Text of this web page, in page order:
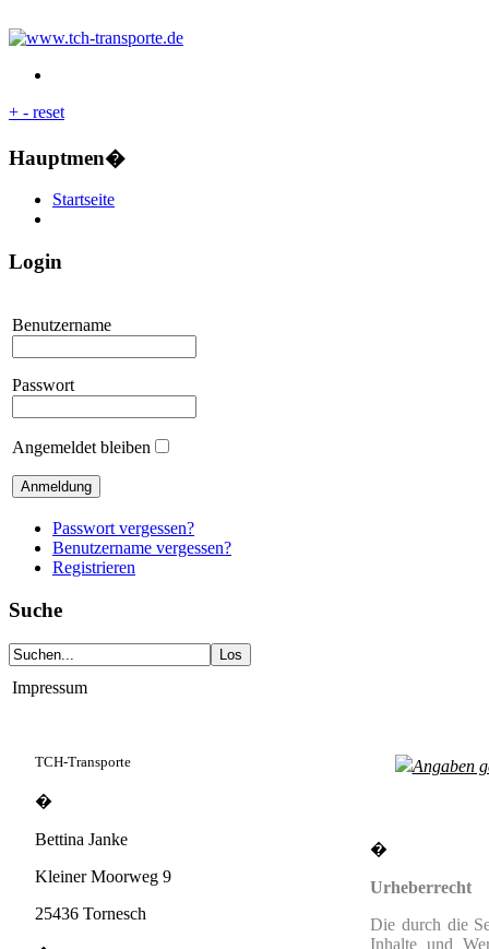
+ - reset
Hauptmen�
Startseite
Login
Benutzername
Passwort
Angemeldet bleiben
Passwort vergessen?
Benutzername vergessen?
Registrieren
Suche
Impressum
TCH-Transporte
�
Bettina Janke
Kleiner Moorweg 9
25436 Tornesch
Angaben
�
Urheberrecht
Die durch die
Inhalte und